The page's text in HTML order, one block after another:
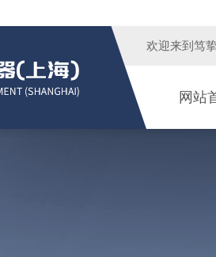
欢迎来到 笃
网站